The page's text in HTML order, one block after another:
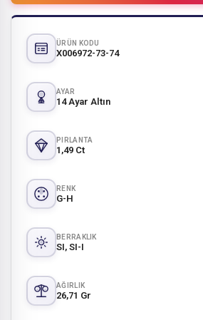
ÜRÜN KODU
X006972-73-74
AYAR
14 Ayar Altın
PIRLANTA
1,49 Ct
RENK
G-H
BERRAKLIK
SI, SI-I
AĞIRLIK
26,71 Gr